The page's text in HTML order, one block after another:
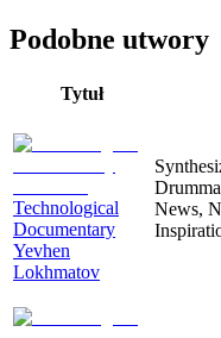
Podobne utwory
Tytuł
Technological
Documentary
Yevhen
Lokhmatov
News,